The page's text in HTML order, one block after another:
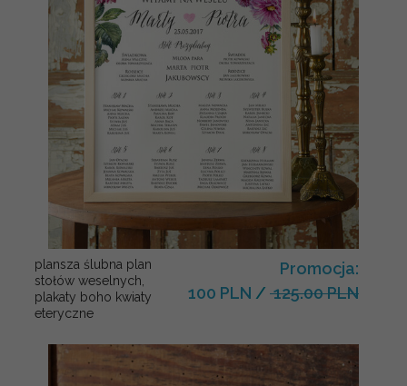
plansza ślubna plan
stołów weselnych,
plakaty boho kwiaty
eteryczne
Promocja:
100 PLN / 125.00 PLN